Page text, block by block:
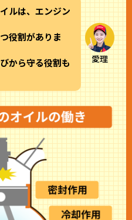
愛理
ルは、エンジン
役割がありま
から守る役割も